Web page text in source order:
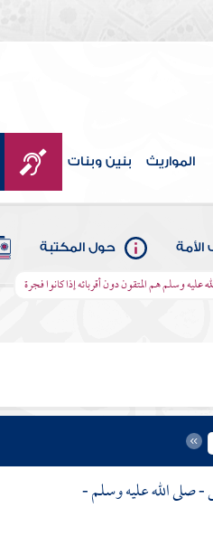
المواريث بنين وبنات
الأمة حول المكتبة
عليه وسلم هم المتقون دون أقربائه إذا كانوا فجرة
- صلى الله عليه وسلم -